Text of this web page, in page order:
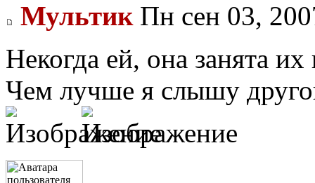
МультикПн сен 03,
Некогда ей, она занята
Чем лучше я слышу